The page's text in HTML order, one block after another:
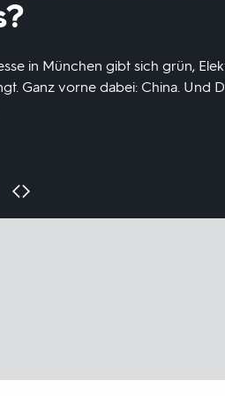
in München gibt sich grün,
Ganz vorne dabei: China. Und